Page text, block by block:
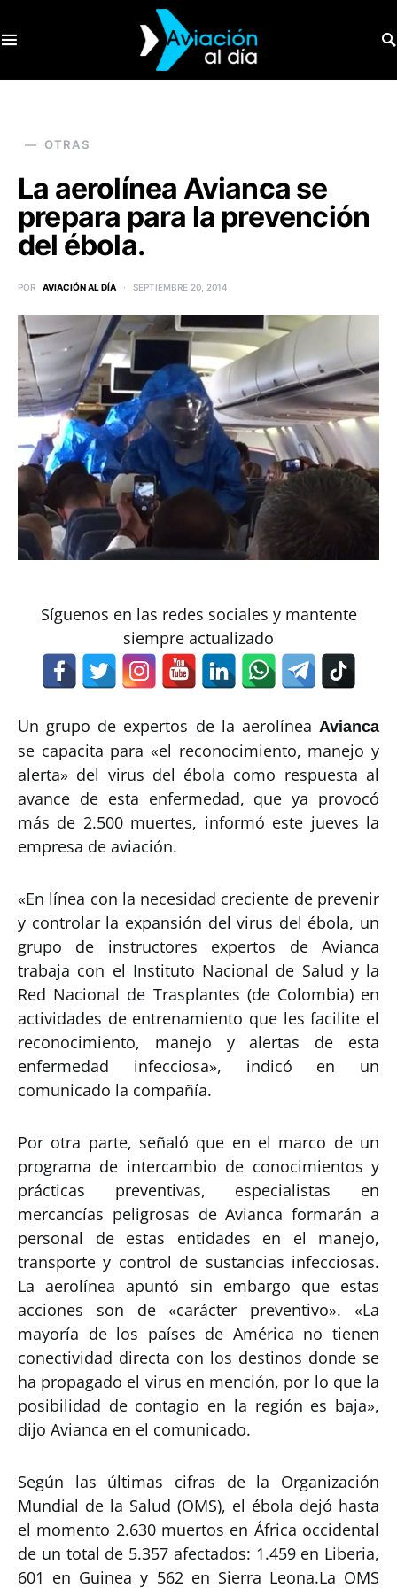
OTRAS
La aerolínea Avianca se
prepara para la prevención
del ébola.
POR AVIACIÓN AL DÍA SEPTIEMBRE 20, 2014
Síguenos en las redes sociales y mantente
siempre actualizado
Un grupo de expertos de la aerolínea Avianca
se capacita para «el reconocimiento, manejo y
alerta» del virus del ébola como respuesta al
avance de esta enfermedad, que ya provocó
más de 2.500 muertes, informó este jueves la
empresa de aviación.
«En línea con la necesidad creciente de prevenir
y controlar la expansión del virus del ébola, un
grupo de instructores expertos de Avianca
trabaja con el Instituto Nacional de Salud y la
Red Nacional de Trasplantes (de Colombia) en
actividades de entrenamiento que les facilite el
reconocimiento, manejo y alertas de esta
enfermedad infecciosa», indicó en un
comunicado la compañía.
Por otra parte, señaló que en el marco de un
programa de intercambio de conocimientos y
prácticas preventivas, especialistas en
mercancías peligrosas de Avianca formarán a
personal de estas entidades en el manejo,
transporte y control de sustancias infecciosas.
La aerolínea apuntó sin embargo que estas
acciones son de «carácter preventivo». «La
mayoría de los países de América no tienen
conectividad directa con los destinos donde se
ha propagado el virus en mención, por lo que la
posibilidad de contagio en la región es baja»,
dijo Avianca en el comunicado.
Según las últimas cifras de la Organización
Mundial de la Salud (OMS), el ébola dejó hasta
el momento 2.630 muertos en África occidental
de un total de 5.357 afectados: 1.459 en Liberia,
601 en Guinea y 562 en Sierra Leona.La OMS